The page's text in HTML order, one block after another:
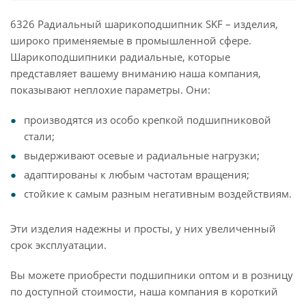
6326 Радиальный шарикоподшипник SKF – изделия,
широко применяемые в промышленной сфере.
Шарикоподшипники радиальные, которые
представляет вашему вниманию наша компания,
показывают неплохие параметры. Они:
производятся из особо крепкой подшипниковой
стали;
выдерживают осевые и радиальные нагрузки;
адаптированы к любым частотам вращения;
стойкие к самым разным негативным воздействиям.
Эти изделия надежны и просты, у них увеличенный
срок эксплуатации.
Вы можете приобрести подшипники оптом и в розницу
по доступной стоимости, наша компания в короткий